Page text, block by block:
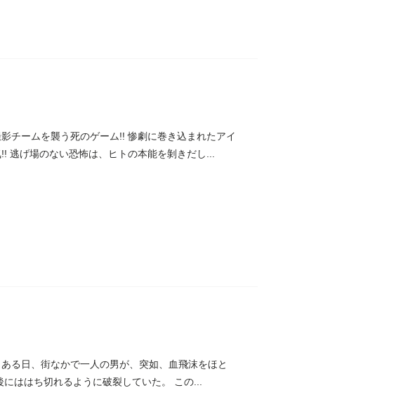
のゲーム!! 惨劇に巻き込まれたアイ
逃げ場のない恐怖は、ヒトの本能を剝きだし...
る日、街なかで一人の男が、突如、血飛沫をほと
ははち切れるように破裂していた。 この...